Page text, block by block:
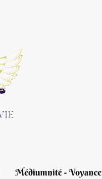
Médiumnité - Voyance